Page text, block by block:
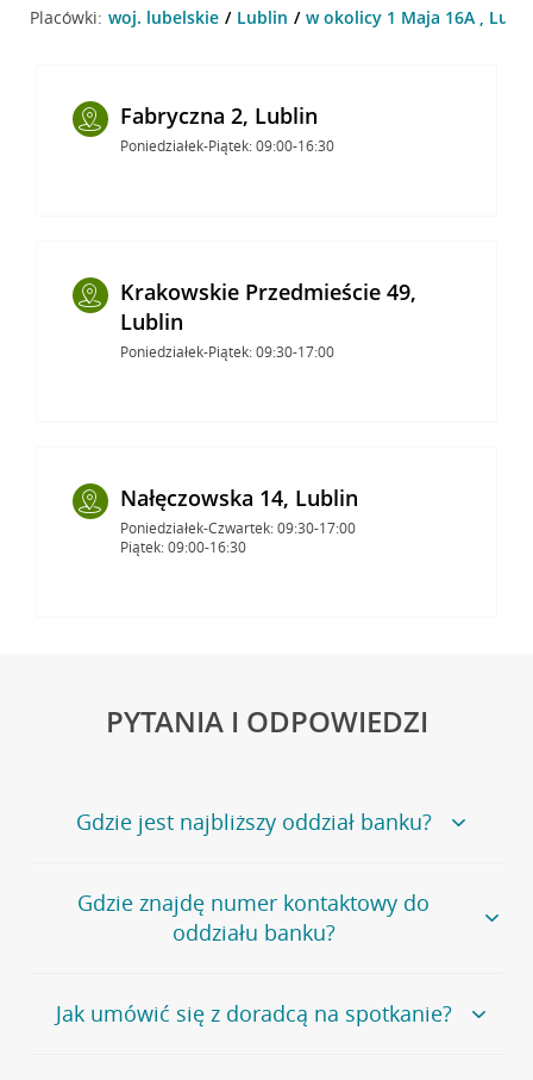
Placówki: woj. lubelskie Lublin w okolicy 1 Maja 16A ,
Fabryczna 2, Lublin
Poniedziałek-Piątek: 09:00-16:30
Krakowskie Przedmieście 49,
Lublin
Poniedziałek-Piątek: 09:30-17:00
Nałęczowska 14, Lublin
Poniedziałek-Czwartek: 09:30-17:00
Piątek: 09:00-16:30
PYTANIA I ODPOWIEDZI
Gdzie jest najbliższy oddział banku?
Jeśli szukasz oddziału naszego banku, zapraszamy na
stronęPlacówki i bankomaty, na której znajduje się
wygodna wyszukiwarka.
oddziałów
Gdzie znajdę numer kontaktowy do
oddziału banku?
Bank Credit Agricole nie udostępnia ogólnego numeru
telefonu do placówki bankowej.
Jak umówić się z doradcą na spotkanie?